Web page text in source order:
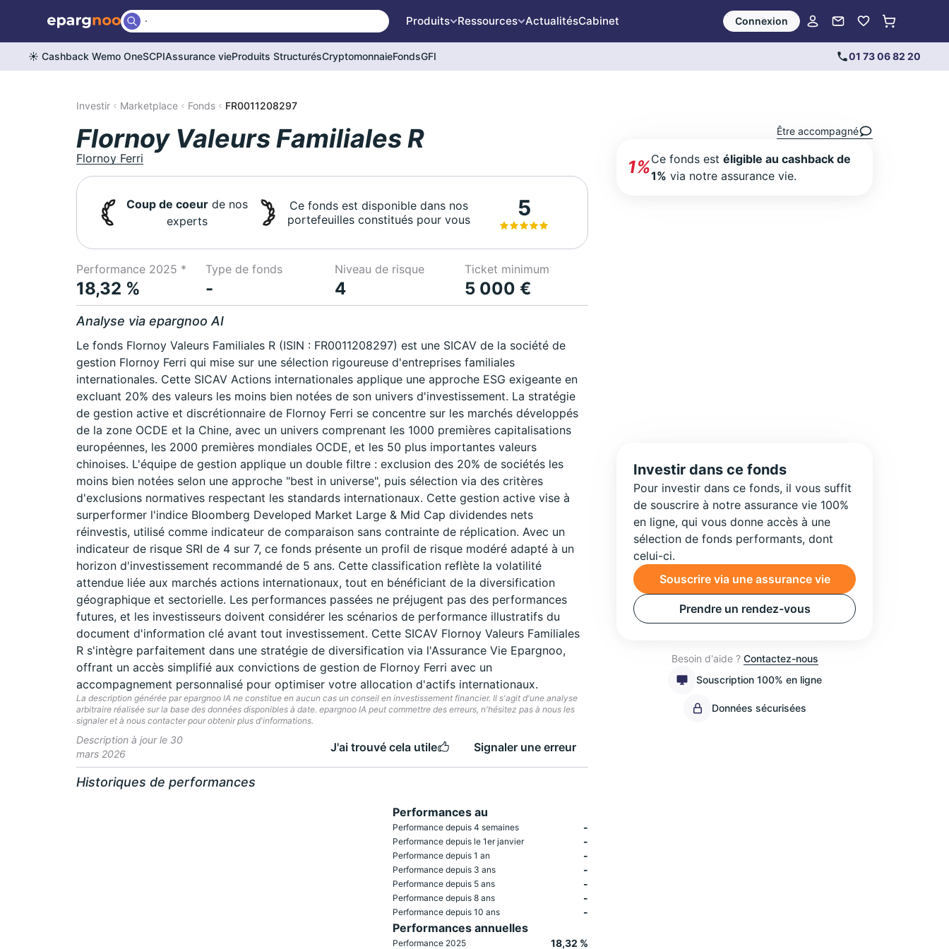
Produits Ressources ActualitésCabinet Connexion
☀️ Cashback Wemo OneSCPIAssurance vieProduits StructurésCryptomonnaieFondsGFI 01 73 06 82 20
Investir Marketplace Fonds FR0011208297
Flornoy Valeurs Familiales R
Flornoy Ferri
Coup de coeurde nos
experts
Ce fonds est disponible dans nos
portefeuilles constitués pour vous
5
Performance 2025 *
18,32 %
Type de fonds
-
Niveau de risque
4
Ticket minimum
5 000 €
Analyse via epargnoo AI
Le fonds Flornoy Valeurs Familiales R (ISIN : FR0011208297) est une SICAV de la société de
gestion Flornoy Ferri qui mise sur une sélection rigoureuse d'entreprises familiales
internationales. Cette SICAV Actions internationales applique une approche ESG exigeante en
excluant 20% des valeurs les moins bien notées de son univers d'investissement. La stratégie
de gestion active et discrétionnaire de Flornoy Ferri se concentre sur les marchés développés
de la zone OCDE et la Chine, avec un univers comprenant les 1000 premières capitalisations
européennes, les 2000 premières mondiales OCDE, et les 50 plus importantes valeurs
chinoises. L'équipe de gestion applique un double filtre : exclusion des 20% de sociétés les
moins bien notées selon une approche "best in universe", puis sélection via des critères
d'exclusions normatives respectant les standards internationaux. Cette gestion active vise à
surperformer l'indice Bloomberg Developed Market Large & Mid Cap dividendes nets
réinvestis, utilisé comme indicateur de comparaison sans contrainte de réplication. Avec un
indicateur de risque SRI de 4 sur 7, ce fonds présente un profil de risque modéré adapté à un
horizon d'investissement recommandé de 5 ans. Cette classification reflète la volatilité
attendue liée aux marchés actions internationaux, tout en bénéficiant de la diversification
géographique et sectorielle. Les performances passées ne préjugent pas des performances
futures, et les investisseurs doivent considérer les scénarios de performance illustratifs du
document d'information clé avant tout investissement. Cette SICAV Flornoy Valeurs Familiales
R s'intègre parfaitement dans une stratégie de diversification via l'Assurance Vie Epargnoo,
offrant un accès simplifié aux convictions de gestion de Flornoy Ferri avec un
accompagnement personnalisé pour optimiser votre allocation d'actifs internationaux.
La description générée par epargnoo IA ne constitue en aucun cas un conseil en investissement financier. Il s'agit d'une analyse
arbitraire réalisée sur la base des données disponibles à date. epargnoo IA peut commettre des erreurs, n'hésitez pas à nous les
signaler et à nous contacter pour obtenir plus d'informations.
Description à jour le 30
mars 2026
J'ai trouvé cela utile Signaler une erreur
Historiques de performances
Performances au
Performance depuis 4 semaines -
Performance depuis le 1er janvier -
Performance depuis 1 an -
Performance depuis 3 ans -
Performance depuis 5 ans -
Performance depuis 8 ans -
Performance depuis 10 ans -
Performances annuelles
Performance 2025 18,32 %
Être accompagné
1%Ce fonds estéligible au cashback de
1% via notre assurance vie.
Investir dans ce fonds
Pour investir dans ce fonds, il vous suffit
de souscrire à notre assurance vie 100%
en ligne, qui vous donne accès à une
sélection de fonds performants, dont
celui-ci.
Souscrire via une assurance vie
Prendre un rendez-vous
Besoin d'aide ? Contactez-nous
Souscription 100% en ligne
Données sécurisées